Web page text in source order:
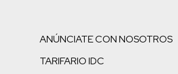
ANÚNCIATE CON NOSOTROS
TARIFARIO IDC